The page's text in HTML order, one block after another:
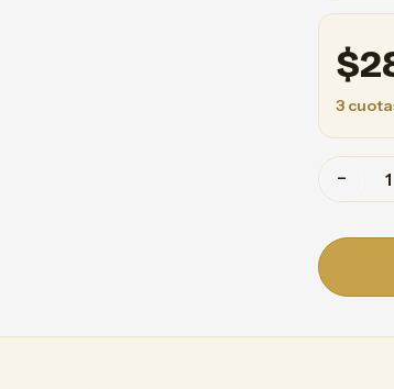
$
3
−